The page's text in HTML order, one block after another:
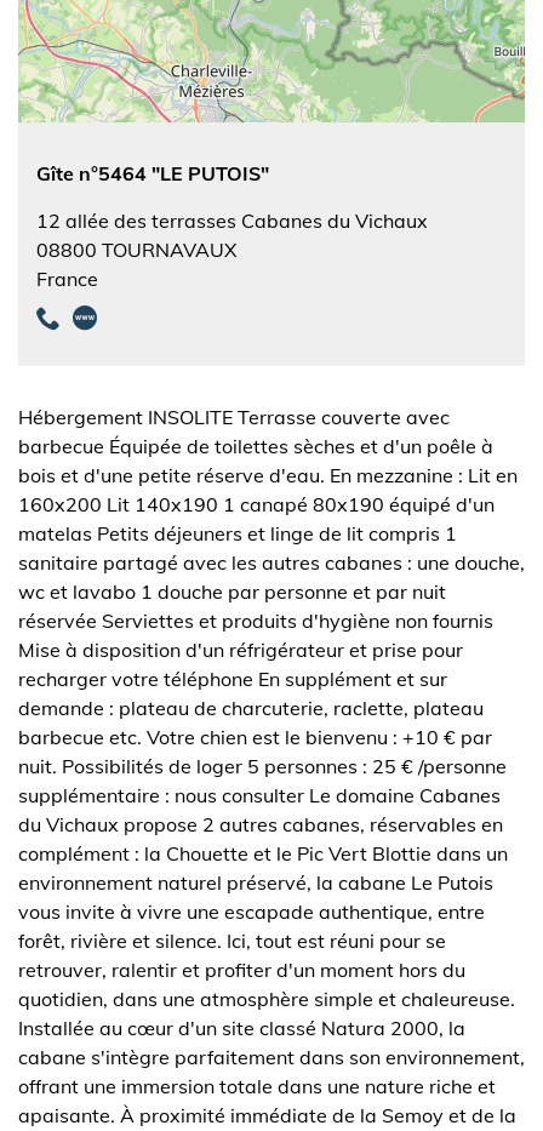
Gîte n°5464 "LE PUTOIS"
12 allée des terrasses Cabanes du Vichaux
08800 TOURNAVAUX
France
Hébergement INSOLITE Terrasse couverte avec
barbecue Équipée de toilettes sèches et d'un poêle à
bois et d'une petite réserve d'eau. En mezzanine : Lit en
160x200 Lit 140x190 1 canapé 80x190 équipé d'un
matelas Petits déjeuners et linge de lit compris 1
sanitaire partagé avec les autres cabanes : une douche,
wc et lavabo 1 douche par personne et par nuit
réservée Serviettes et produits d'hygiène non fournis
Mise à disposition d'un réfrigérateur et prise pour
recharger votre téléphone En supplément et sur
demande : plateau de charcuterie, raclette, plateau
barbecue etc. Votre chien est le bienvenu : +10 € par
nuit. Possibilités de loger 5 personnes : 25 € /personne
supplémentaire : nous consulter Le domaine Cabanes
du Vichaux propose 2 autres cabanes, réservables en
complément : la Chouette et le Pic Vert Blottie dans un
environnement naturel préservé, la cabane Le Putois
vous invite à vivre une escapade authentique, entre
forêt, rivière et silence. Ici, tout est réuni pour se
retrouver, ralentir et profiter d'un moment hors du
quotidien, dans une atmosphère simple et chaleureuse.
Installée au cœur d'un site classé Natura 2000, la
cabane s'intègre parfaitement dans son environnement,
offrant une immersion totale dans une nature riche et
apaisante. À proximité immédiate de la Semoy et de la